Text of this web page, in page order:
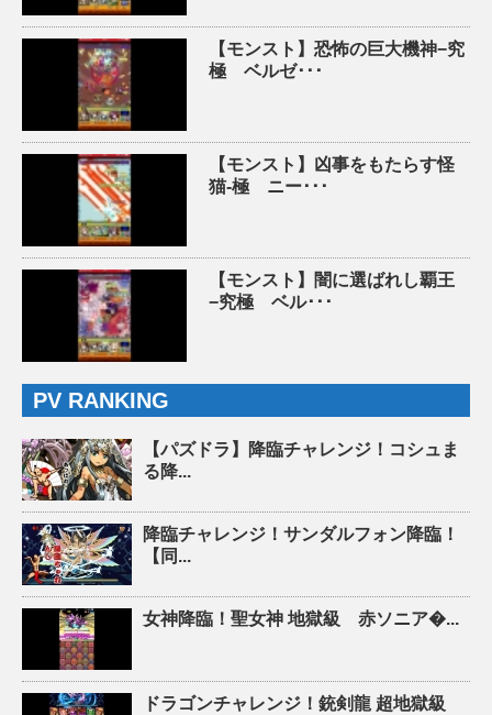
【モンスト】恐怖の巨大機神−究
極 ベルゼ･･･
【モンスト】凶事をもたらす怪
猫-極 ニー･･･
【モンスト】闇に選ばれし覇王
−究極 ベル･･･
PV RANKING
【パズドラ】降臨チャレンジ！コシュま
る降...
降臨チャレンジ！サンダルフォン降臨！
【同...
女神降臨！聖女神 地獄級 赤ソニア�...
ドラゴンチャレンジ！銃剣龍 超地獄級